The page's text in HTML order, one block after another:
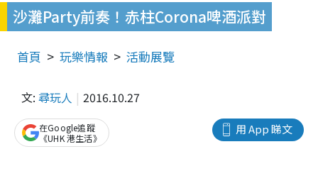
沙灘Party前奏！赤柱Corona啤酒派對
首頁 玩樂情報 活動展覽
文: 尋玩人 2016.10.27
用 App 睇文
在Google追蹤
《UHK 港生活》